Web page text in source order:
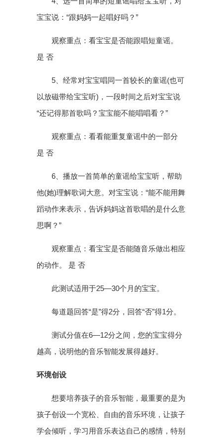
宝宝说：“跟妈妈一起唱好吗？”
观察重点：看宝宝是否能跟唱短童谣。
是 否
5、经常对宝宝唱同一首较长的童谣(也可
以放磁带给宝宝听)，一段时间之后对宝宝说
“还记得那首歌吗？宝宝能不能唱唱看？”
观察重点：看看能重复童谣中的一部分
是 否
6、播放一首简单的童谣给宝宝听，帮助
他(她)理解歌词大意。对宝宝说：“能不能用舞
蹈动作来表示，告诉妈妈这首歌唱的是什么意
思啊？”
观察重点：看宝宝是否能随音乐做出相应
的动作。 是 否
此测试适用于25—30个月的宝宝。
每道题回答“是”得2分，回答“否”得1分。
测试分值在6—12分之间，您的宝宝得分
越高，说明他的音乐智能发展得越好。
环境创设
想要培养孩子的音乐智能，最重要的是为
孩子创设一个宽松、自由的音乐环境，让孩子
学会倾听，学习用音乐表达自己的感情，特别